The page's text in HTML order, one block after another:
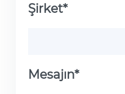
Şirket*
Mesajın*